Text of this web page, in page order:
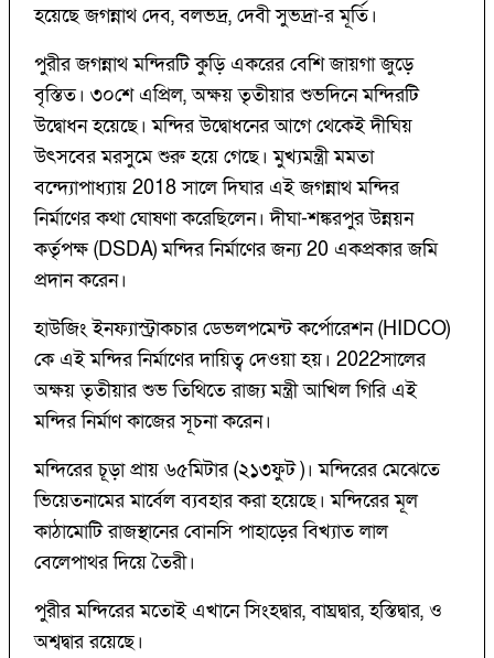
হয়েছে জগন্নাথ দেব, বলভদ্র, দেবী সুভদ্রা-র মূর্তি।
পুরীর জগন্নাথ মন্দিরটি কুড়ি একরের বেশি জায়গা জুড়ে
বৃস্তিত। ৩০শে এপ্রিল, অক্ষয় তৃতীয়ার শুভদিনে মন্দিরটি
উদ্বোধন হয়েছে। মন্দির উদ্বোধনের আগে থেকেই দীঘিয়
উৎসবের মরসুমে শুরু হয়ে গেছে। মুখ্যমন্ত্রী মমতা
বন্দ্যোপাধ্যায় 2018 সালে দিঘার এই জগন্নাথ মন্দির
নির্মাণের কথা ঘোষণা করেছিলেন। দীঘা-শঙ্করপুর উন্নয়ন
কর্তৃপক্ষ (DSDA) মন্দির নির্মাণের জন্য 20 একপ্রকার জমি
প্রদান করেন।
হাউজিং ইনফ্যাস্ট্রাকচার ডেভলপমেন্ট কর্পোরেশন (HIDCO)
কে এই মন্দির নির্মাণের দায়িত্ব দেওয়া হয়। 2022সালের
অক্ষয় তৃতীয়ার শুভ তিথিতে রাজ্য মন্ত্রী আখিল গিরি এই
মন্দির নির্মাণ কাজের সূচনা করেন।
মন্দিরের চূড়া প্রায় ৬৫মিটার (২১৩ফুট )। মন্দিরের মেঝেতে
ভিয়েতনামের মার্বেল ব্যবহার করা হয়েছে। মন্দিরের মূল
কাঠামোটি রাজস্থানের বোনসি পাহাড়ের বিখ্যাত লাল
বেলেপাথর দিয়ে তৈরী।
পুরীর মন্দিরের মতোই এখানে সিংহদ্বার, বাঘ্রদ্বার, হস্তিদ্বার, ও
অশ্বদ্বার রয়েছে।